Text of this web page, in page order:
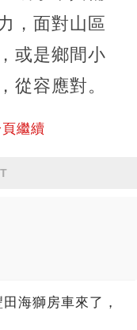
，面對山區
或是鄉間小
從容應對。
繼續
海獅房車來了，